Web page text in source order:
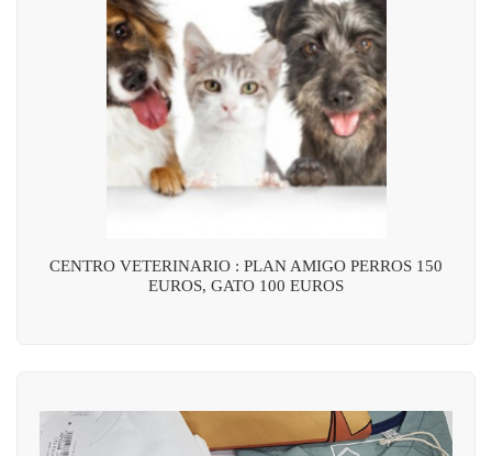
CENTRO VETERINARIO : PLAN AMIGO PERROS 150
EUROS, GATO 100 EUROS